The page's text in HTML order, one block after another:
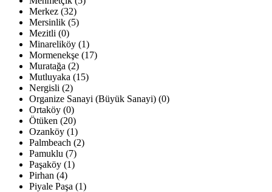
Merkez (32)
Mersinlik (5)
Mezitli (0)
Minareliköy (1)
Mormenekşe (17)
Muratağa (2)
Mutluyaka (15)
Nergisli (2)
Organize Sanayi (Büyük Sanayi) (0)
Ortaköy (0)
Ötüken (20)
Ozanköy (1)
Palmbeach (2)
Pamuklu (7)
Paşaköy (1)
Pirhan (4)
Piyale Paşa (1)